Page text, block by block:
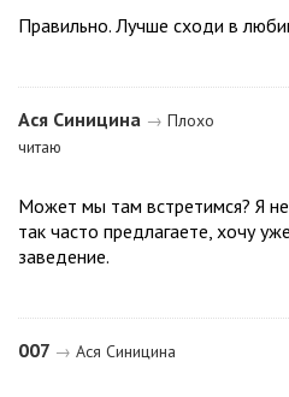
Правильно. Лучше сходи в
Ася Синицина → Плохо
читаю
Может мы там встретимся? Я
так часто предлагаете, хочу
заведение.
007 → Ася Синицина